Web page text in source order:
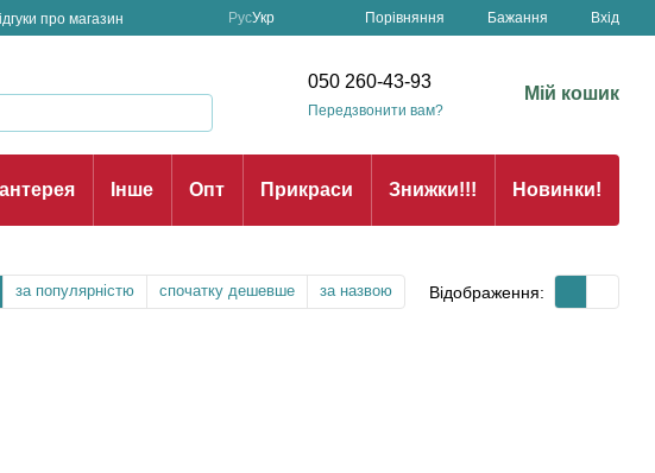
про магазин РусУкр Порівняння Бажання Вхід
050 260-43-93
Передзвонити вам?
Мій кошик
Інше Опт Прикраси Знижки!!! Новинки!
за популярністю спочатку дешевше за назвою Відображення: